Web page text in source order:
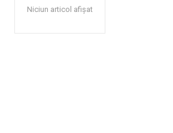
Niciun articol afișat